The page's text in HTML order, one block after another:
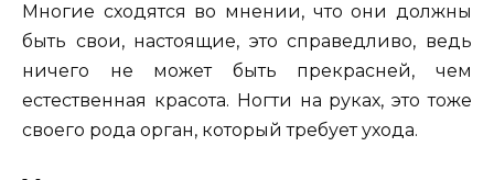
Многие сходятся во мнении, что они должны
быть свои, настоящие, это справедливо, ведь
ничего не может быть прекрасней, чем
естественная красота. Ногти на руках, это тоже
своего рода орган, который требует ухода.